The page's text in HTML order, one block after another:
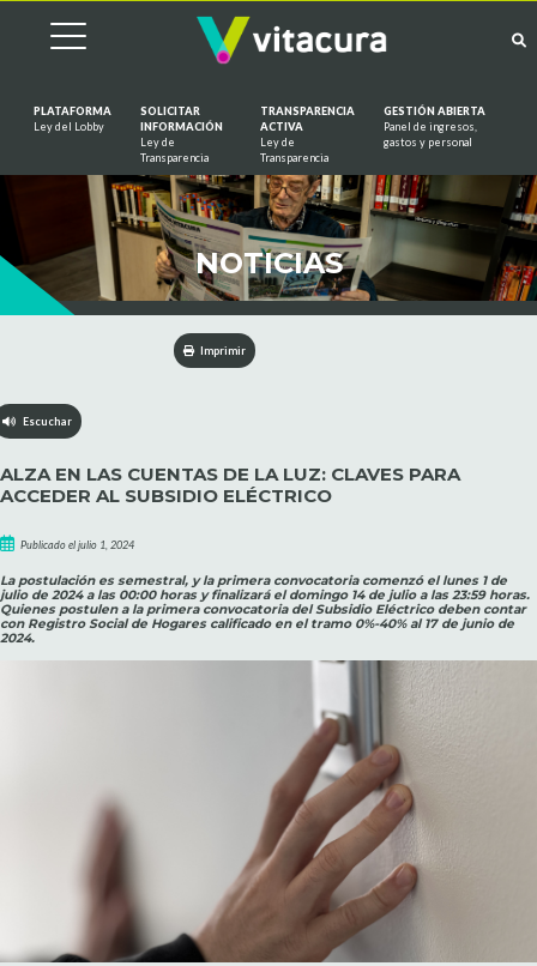
PLATAFORMA
Ley del Lobby
SOLICITAR
INFORMACIÓN
Ley de
Transparencia
TRANSPARENCIA
ACTIVA
Ley de
Transparencia
GESTIÓN ABIERTA
Panel de ingresos,
gastos y personal
NOTICIAS
Imprimir
Escuchar
ALZA EN LAS CUENTAS DE LA LUZ: CLAVES PARA
ACCEDER AL SUBSIDIO ELÉCTRICO
Publicado el julio 1, 2024
La postulación es semestral, y la primera convocatoria comenzó el lunes 1 de
julio de 2024 a las 00:00 horas y finalizará el domingo 14 de julio a las 23:59 horas.
Quienes postulen a la primera convocatoria del Subsidio Eléctrico deben contar
con Registro Social de Hogares calificado en el tramo 0%-40% al 17 de junio de
2024.